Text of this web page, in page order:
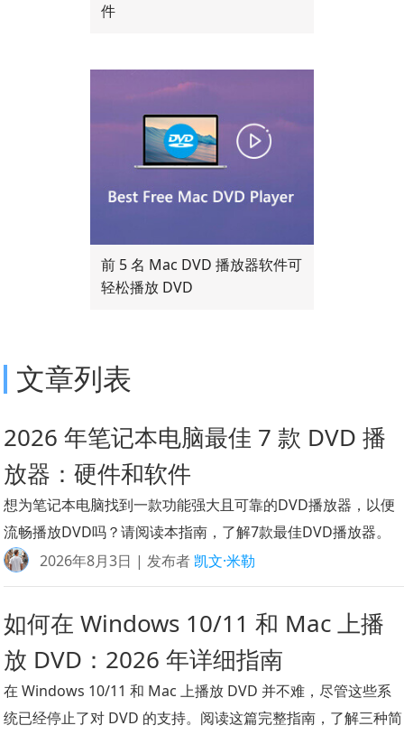
件
前 5 名 Mac DVD 播放器软件可
轻松播放 DVD
文章列表
2026 年笔记本电脑最佳 7 款 DVD 播
放器：硬件和软件
想为笔记本电脑找到一款功能强大且可靠的DVD播放器，以便
流畅播放DVD吗？请阅读本指南，了解7款最佳DVD播放器。
2026年8月3日 | 发布者凯文·米勒
如何在 Windows 10/11 和 Mac 上播
放 DVD：2026 年详细指南
在 Windows 10/11 和 Mac 上播放 DVD 并不难，尽管这些系
统已经停止了对 DVD 的支持。阅读这篇完整指南，了解三种简